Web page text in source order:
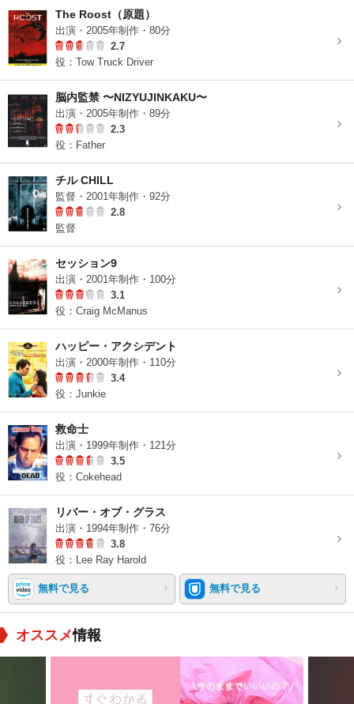
The Roost（原題）
出演・2005年制作・80分
2.7
役：Tow Truck Driver
脳内監禁 〜NIZYUJINKAKU〜
出演・2005年制作・89分
2.3
役：Father
チル CHILL
監督・2001年制作・92分
2.8
監督
セッション9
出演・2001年制作・100分
3.1
役：Craig McManus
ハッピー・アクシデント
出演・2000年制作・110分
3.4
役：Junkie
救命士
出演・1999年制作・121分
3.5
役：Cokehead
リバー・オブ・グラス
出演・1994年制作・76分
3.8
役：Lee Ray Harold
無料で見る 無料で見る
オススメ情報